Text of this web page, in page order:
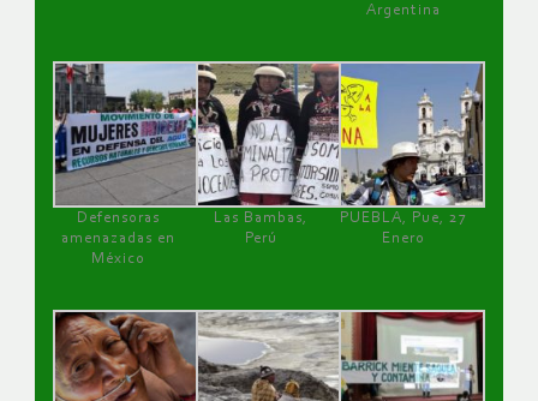
Argentina
Defensoras
amenazadas en
México
Las Bambas,
Perú
PUEBLA, Pue, 27
Enero